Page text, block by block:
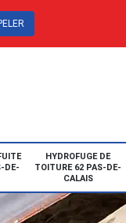
DE-
HYDROFUGE DE
TOITURE 62 PAS-DE-
CALAIS